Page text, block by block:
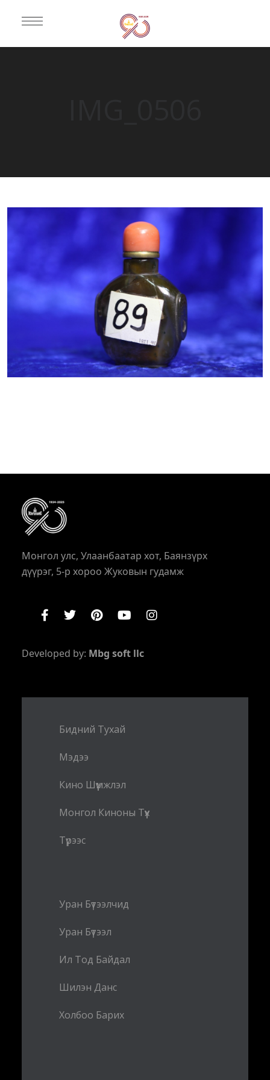
Монгол улс, Улаанбаатар хот, Баянзүрх
дүүрэг, 5-р хороо Жуковын гудамж
Developed by: Mbg soft llc
Бидний Тухай
Мэдээ
Кино Шүүмжлэл
Монгол Киноны Түүх
Түрээс
Уран Бүтээлчид
Уран Бүтээл
Ил Тод Байдал
Шилэн Данс
Холбоо Барих